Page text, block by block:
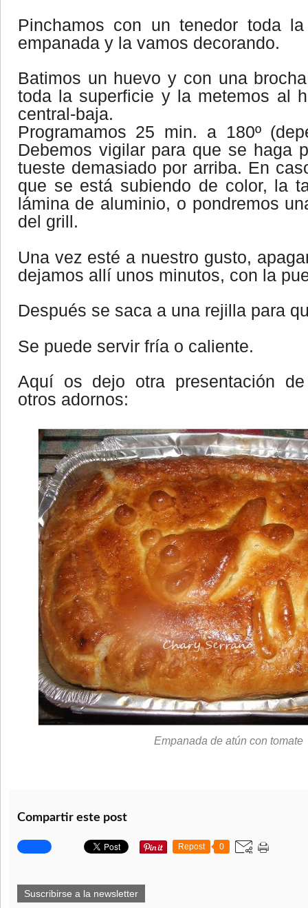
Pinchamos con un tenedor toda
empanada y la vamos decorando.
Batimos un huevo y con una
toda la superficie y la metemos al
central-baja.
Programamos 25 min. a 180º
Debemos vigilar para que se haga
tueste demasiado por arriba. En
que se está subiendo de color, la
lámina de aluminio, o pondremos
del grill.
Una vez esté a nuestro gusto,
dejamos allí unos minutos, con la
Después se saca a una rejilla para
Se puede servir fría o caliente.
Aquí os dejo otra presentación
otros adornos:
Empanada de atún con tomate
Compartir este post
Repost 0
Suscribirse a la newsletter